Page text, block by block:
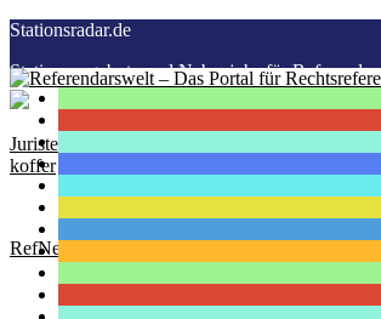
Stationsradar.de
Stationsangebote und Nebenjobs für
Juristen-
koffer
RefNews